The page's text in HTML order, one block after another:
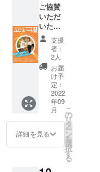
ご協賛
いただ
いた皆
さまの
お名前
を藤枝
地域情
報誌
「ふじ
え～
ら」
（10月
号 9月
20日発
行予
定） に
支援
者：
2人
お届
け予
定：
2022
年09
月
詳細を見る
こ
の
リ
タ
ー
ン
を
選
択
す
る